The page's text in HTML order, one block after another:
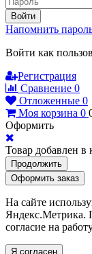
Войти
Напомнить
Войти как
Регистрация
Сравнение 0
Отложенные 0
Моя корзина 0
Оформить
Товар добавлен в
Продолжить
Оформить заказ
На сайте
Яндекс.Метрика.
согласие на
Я согласен